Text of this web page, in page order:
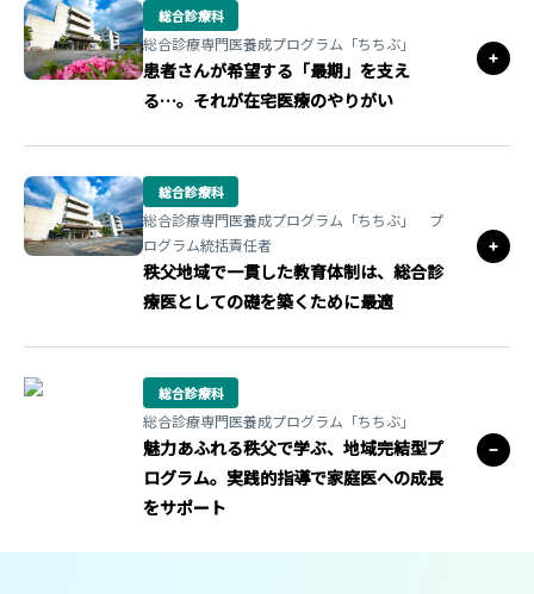
総合診療科
総合診療専門医養成プログラム「ちちぶ」
患者さんが希望する「最期」を支え
る…。それが在宅医療のやりがい
総合診療科
総合診療専門医養成プログラム「ちちぶ」 プ
ログラム統括責任者
秩父地域で一貫した教育体制は、総合診
療医としての礎を築くために最適
総合診療科
総合診療専門医養成プログラム「ちちぶ」
魅力あふれる秩父で学ぶ、地域完結型プ
ログラム。実践的指導で家庭医への成長
をサポート